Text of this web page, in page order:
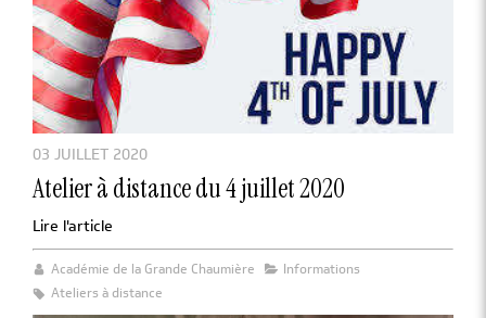
03 JUILLET 2020
Atelier à distance du 4 juillet 2020
Lire l'article
Académie de la Grande Chaumière
Informations
Ateliers à distance